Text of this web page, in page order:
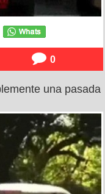
0
una pasada